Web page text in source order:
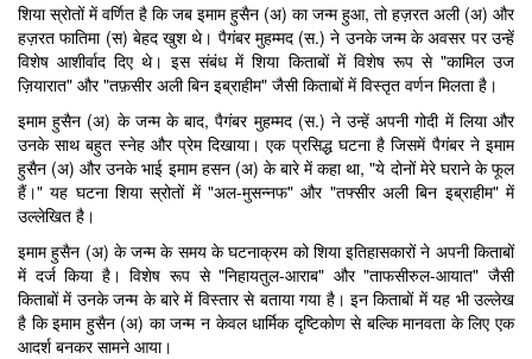
शिया स्रोतों में वर्णित है कि जब इमाम हुसैन (अ) का जन्म हुआ, तो हज़रत अली (अ) और
हज़रत फातिमा (स) बेहद खुश थे। पैगंबर मुहम्मद (स.) ने उनके जन्म के अवसर पर उन्हें
विशेष आशीर्वाद दिए थे। इस संबंध में शिया किताबों में विशेष रूप से "कामिल उज
ज़ियारात" और "तफ़सीर अली बिन इब्राहीम" जैसी किताबों में विस्तृत वर्णन मिलता है।
इमाम हुसैन (अ) के जन्म के बाद, पैगंबर मुहम्मद (स.) ने उन्हें अपनी गोदी में लिया और
उनके साथ बहुत स्नेह और प्रेम दिखाया। एक प्रसिद्ध घटना है जिसमें पैगंबर ने इमाम
हुसैन (अ) और उनके भाई इमाम हसन (अ) के बारे में कहा था, "ये दोनों मेरे घराने के फूल
हैं।" यह घटना शिया स्रोतों में "अल-मुसन्नफ" और "तफ्सीर अली बिन इब्राहीम" में
उल्लेखित है।
इमाम हुसैन (अ) के जन्म के समय के घटनाक्रम को शिया इतिहासकारों ने अपनी किताबों
में दर्ज किया है। विशेष रूप से "निहायतुल-आराब" और "ताफसीरुल-आयात" जैसी
किताबों में उनके जन्म के बारे में विस्तार से बताया गया है। इन किताबों में यह भी उल्लेख
है कि इमाम हुसैन (अ) का जन्म न केवल धार्मिक दृष्टिकोण से बल्कि मानवता के लिए एक
आदर्श बनकर सामने आया।